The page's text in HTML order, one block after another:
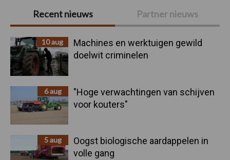
Primaire
Sidebar
Recent nieuws Partner nieuws
10 aug
Machines en werktuigen gewild
doelwit criminelen
6 aug
"Hoge verwachtingen van schijven
voor kouters"
5 aug
Oogst biologische aardappelen in
volle gang